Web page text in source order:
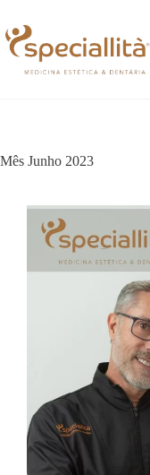
para
o
conteúdo
Mês Junho 2023